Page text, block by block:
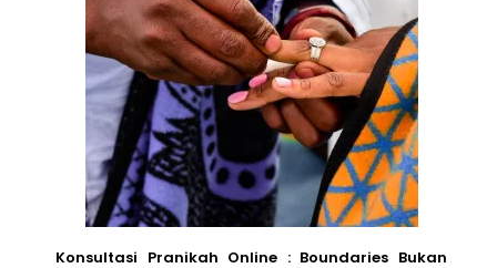
Konsultasi Pranikah Online : Boundaries Bukan